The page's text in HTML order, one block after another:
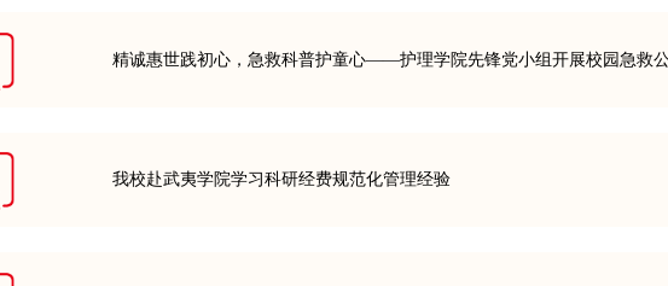
精诚惠世践初心，急救科普护童心——护理学院先锋党小组开展校园急救
我校赴武夷学院学习科研经费规范化管理经验